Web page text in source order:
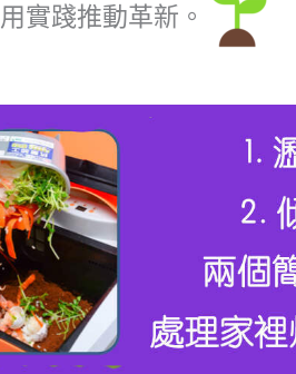
實踐推動革新。